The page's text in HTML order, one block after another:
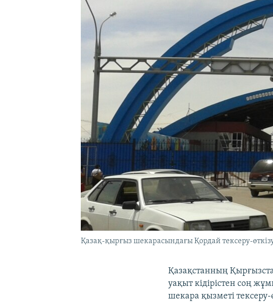
Қазақ-қырғыз шекарасындағы Қордай тексеру-
Қазақстанның
уақыт кідірістен соң
шекара қызметі